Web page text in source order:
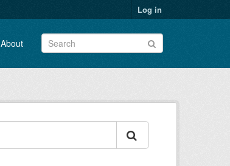
Log in
About